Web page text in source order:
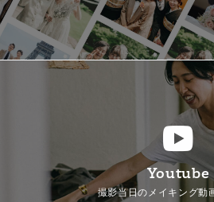
Youtube
撮影当日のメイキング動